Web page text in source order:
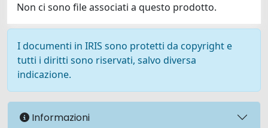
Non ci sono file associati a questo prodotto.
I documenti in IRIS sono protetti da copyright e
tutti i diritti sono riservati, salvo diversa
indicazione.
Informazioni